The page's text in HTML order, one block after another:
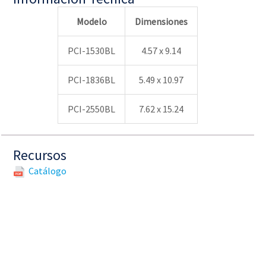
Modelo Dimensiones
PCI-1530BL 4.57 x 9.14
PCI-1836BL 5.49 x 10.97
PCI-2550BL 7.62 x 15.24
Recursos
Catálogo